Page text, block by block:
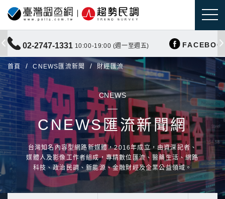
02-2747-1331 10:00-19:00 (週一至週五)
首頁 CNEWS匯流新聞 財經匯流
CNEWS
CNEWS匯流新聞網
台灣知名內容型網路新媒體，2016年成立，由資深記者、
媒體人及影像工作者組成，專精數位匯流、醫藥生活、網路
科技、政治民調、新能源、金融財經及企業公益領域。